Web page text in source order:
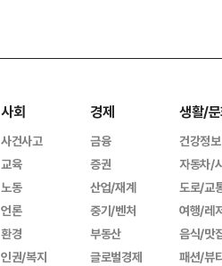
사회
사건사고
교육
노동
언론
환경
인권/복지
경제
금융
증권
산업/재계
중기/벤처
부동산
글로벌경제
생활/
건강정보
자동차/
도로/교
여행/레
음식/맛
패션/뷰